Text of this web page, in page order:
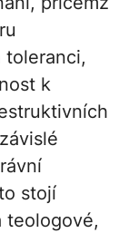
toleranci,
k
stojí
teologové,